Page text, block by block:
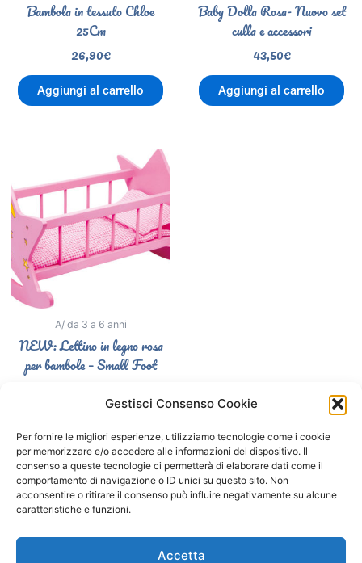
Gestisci Consenso Cookie
Per fornire le migliori esperienze, utilizziamo tecnologie come i cookie
per memorizzare e/o accedere alle informazioni del dispositivo. Il
consenso a queste tecnologie ci permetterà di elaborare dati come il
comportamento di navigazione o ID unici su questo sito. Non
acconsentire o ritirare il consenso può influire negativamente su alcune
caratteristiche e funzioni.
Accetta
Bambola in tessuto Chloe
25Cm
26,90€
Aggiungi al carrello
Baby Dolla Rosa- Nuovo set
culla e accessori
43,50€
Aggiungi al carrello
A/ da 3 a 6 anni
NEW: Lettino in legno rosa
per bambole – Small Foot
Segui il Gatto Blu sui social
a
n